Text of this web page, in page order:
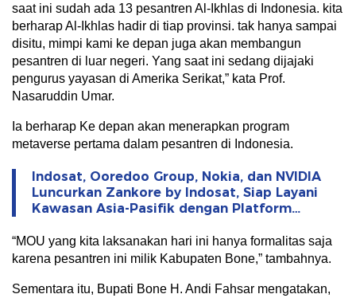
saat ini sudah ada 13 pesantren Al-Ikhlas di Indonesia. kita
berharap Al-Ikhlas hadir di tiap provinsi. tak hanya sampai
disitu, mimpi kami ke depan juga akan membangun
pesantren di luar negeri. Yang saat ini sedang dijajaki
pengurus yayasan di Amerika Serikat,” kata Prof.
Nasaruddin Umar.
Ia berharap Ke depan akan menerapkan program
metaverse pertama dalam pesantren di Indonesia.
Indosat, Ooredoo Group, Nokia, dan NVIDIA
Luncurkan Zankore by Indosat, Siap Layani
Kawasan Asia-Pasifik dengan Platform
“MOU yang kita laksanakan hari ini hanya formalitas saja
karena pesantren ini milik Kabupaten Bone,” tambahnya.
Sementara itu, Bupati Bone H. Andi Fahsar mengatakan,